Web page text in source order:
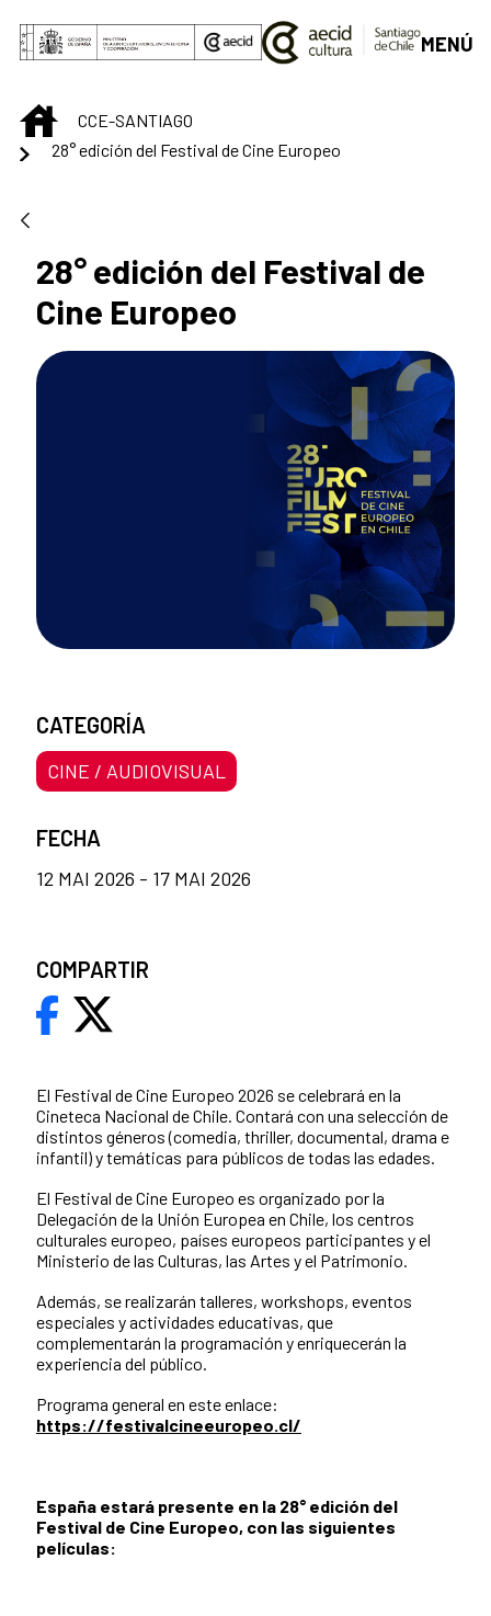
Saut au contenu principal
MENÚ
INICIOCCE-SANTIAGO
28° edición del Festival de Cine Europeo
28° edición del Festival de
Cine Europeo
El Festival de Cine Europeo 2026 se celebrará en la
Cineteca Nacional de Chile. Contará con una selección de
distintos géneros (comedia, thriller, documental, drama e
infantil) y temáticas para públicos de todas las edades.
El Festival de Cine Europeo es organizado por la
Delegación de la Unión Europea en Chile, los centros
culturales europeo, países europeos participantes y el
Ministerio de las Culturas, las Artes y el Patrimonio.
Además, se realizarán talleres, workshops, eventos
especiales y actividades educativas, que
complementarán la programación y enriquecerán la
experiencia del público.
Programa general en este enlace:
https://festivalcineeuropeo.cl/
España estará presente en la 28° edición del
Festival de Cine Europeo, con las siguientes
películas:
CATEGORÍA
CINE / AUDIOVISUAL
FECHA
12 MAI 2026 - 17 MAI 2026
COMPARTIR